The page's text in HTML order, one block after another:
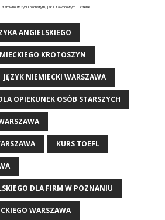
w życiu osobistym, jak i zawodowym. Uczenie...
ANGIELSKIEGO
KROTOSZYN
JĘZYK NIEMIECKI WARSZAWA
OPIEKUNEK OSÓB STARSZYCH
KURS TOEFL
DLA FIRM W POZNANIU
WARSZAWA